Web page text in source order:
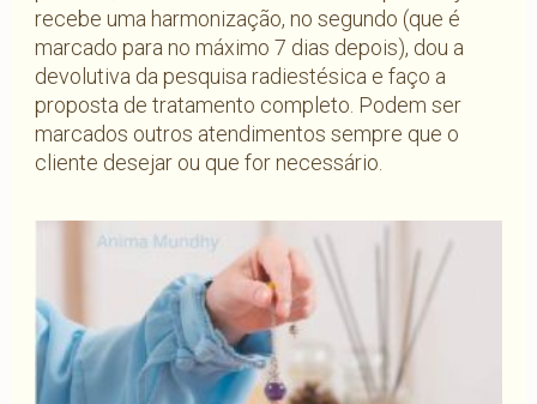
recebe uma harmonização, no segundo (que é
marcado para no máximo 7 dias depois), dou a
devolutiva da pesquisa radiestésica e faço a
proposta de tratamento completo. Podem ser
marcados outros atendimentos sempre que o
cliente desejar ou que for necessário.